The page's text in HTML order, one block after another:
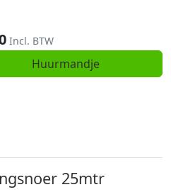
Incl. BTW
Huurmandje
25mtr